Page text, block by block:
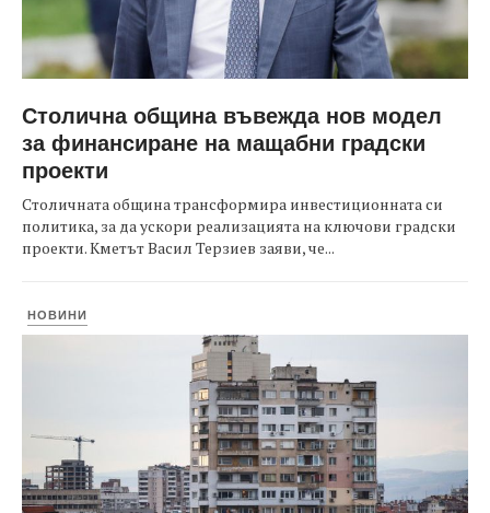
Столична община въвежда нов модел
за финансиране на мащабни градски
проекти
Столичната община трансформира инвестиционната си
политика, за да ускори реализацията на ключови градски
проекти. Кметът Васил Терзиев заяви, че...
НОВИНИ